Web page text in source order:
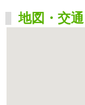
地図・交通